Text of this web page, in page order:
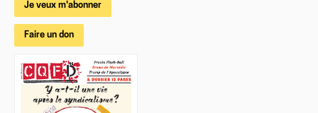
Je veux m'abonner
Faire un don